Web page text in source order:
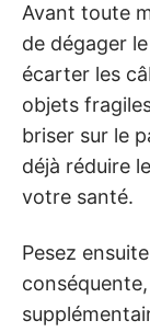
Avant toute
de dégager
écarter les
objets
briser sur le
déjà réduire
votre santé.
Pesez